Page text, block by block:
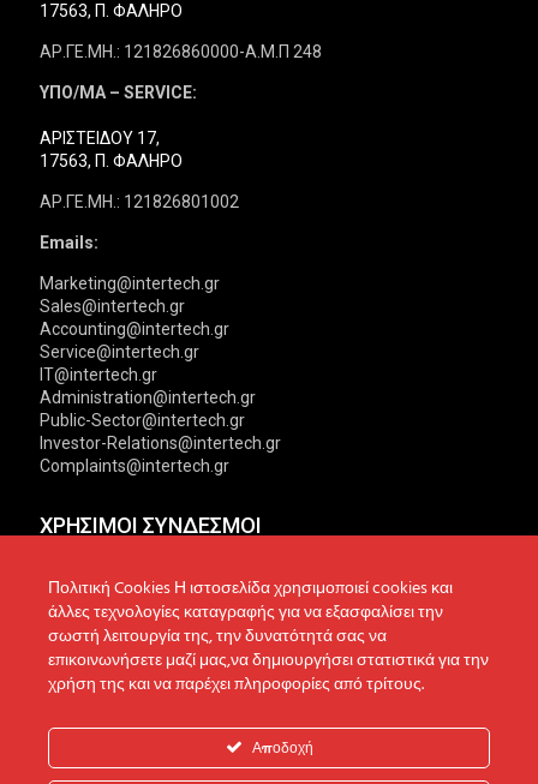
17563, Π. ΦΑΛΗΡΟ
ΑΡ.ΓΕ.ΜΗ.: 121826860000-Α.Μ.Π 248
ΥΠΟ/ΜΑ – SERVICE:
ΑΡΙΣΤΕΙΔΟΥ 17,
17563, Π. ΦΑΛΗΡΟ
ΑΡ.ΓΕ.ΜΗ.: 121826801002
Emails:
Marketing@intertech.gr
Sales@intertech.gr
Accounting@intertech.gr
Service@intertech.gr
IT@intertech.gr
Administration@intertech.gr
Public-Sector@intertech.gr
Investor-Relations@intertech.gr
Complaints@intertech.gr
ΧΡΗΣΙΜΟΙ ΣΥΝΔΕΣΜΟΙ
Δίκτυο συνεργατών
Τεχνική υποστήριξη
Πολιτική Απορρήτου
Πολιτική Cookies
Πολιτική Προστασίας
Δεδομένων
Επικοινωνία
Πολιτική Cookies Η ιστοσελίδα χρησιμοποιεί cookies και
άλλες τεχνολογίες καταγραφής για να εξασφαλίσει την
σωστή λειτουργία της, την δυνατότητά σας να
επικοινωνήσετε μαζί μας,να δημιουργήσει στατιστικά για την
χρήση της και να παρέχει πληροφορίες από τρίτους.
Αποδοχή